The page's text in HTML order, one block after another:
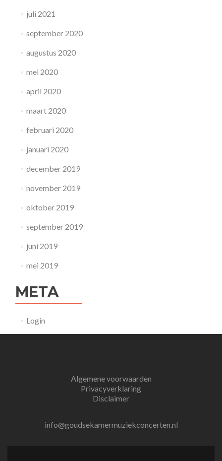
juli 2021
september 2020
augustus 2020
mei 2020
april 2020
maart 2020
februari 2020
januari 2020
december 2019
november 2019
oktober 2019
september 2019
juni 2019
mei 2019
META
Login
Algemene voorwaarden
Privacyverklaring
Disclaimer
info@goudsekamermuziekconcerten.nl